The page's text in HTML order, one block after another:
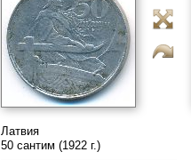
Латвия
50 сантим (1922 г.)